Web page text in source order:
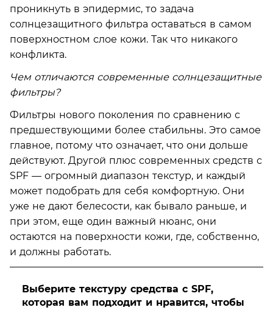
проникнуть в эпидермис, то задача
солнцезащитного фильтра оставаться в самом
поверхностном слое кожи. Так что никакого
конфликта.
Чем отличаются современные солнцезащитные
фильтры?
Фильтры нового поколения по сравнению с
предшествующими более стабильны. Это самое
главное, потому что означает, что они дольше
действуют. Другой плюс современных средств с
SPF — огромный диапазон текстур, и каждый
может подобрать для себя комфортную. Они
уже не дают белесости, как бывало раньше, и
при этом, еще один важный нюанс, они
остаются на поверхности кожи, где, собственно,
и должны работать.
Выберите текстуру средства с SPF,
которая вам подходит и нравится, чтобы